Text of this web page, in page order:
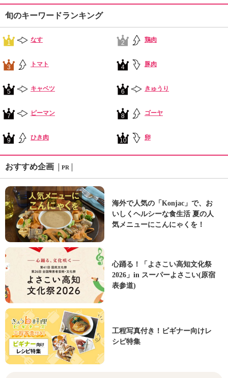
旬のキーワードランキング
1 なす 2 鶏肉
3 トマト 4 豚肉
5 キャベツ 6 きゅうり
7 ピーマン 8 ゴーヤ
9 ひき肉 10 卵
おすすめ企画 PR
海外で人気の「Konjac」で、お
いしくヘルシーな食生活 夏の人
気メニューにこんにゃくを！
心踊る！「よさこい高知文化祭
2026」in スーパーよさこい(原宿
表参道)
工程写真付き！ビギナー向けレ
シピ特集